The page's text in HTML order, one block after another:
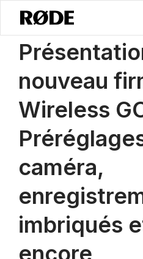
Nouvelles / Présentation Du
nouveau
Wireless
caméra,
imbriqués
encore